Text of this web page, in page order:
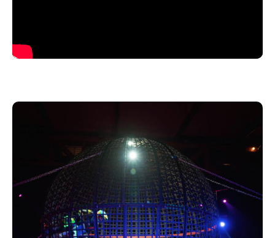
- Corde lisse
- Jongleur aux ballons de football
… et bien d’autres surprises.
Sans artifices numériques, sans effets truqués,
ILLUMO met l’humain au cœur du spectacle : la
performance réelle, le risque, l’émotion et la magie du
cirque vivant.
Un spectacle familial, moderne et intense, où chaque
numéro rallume une nouvelle lumière…